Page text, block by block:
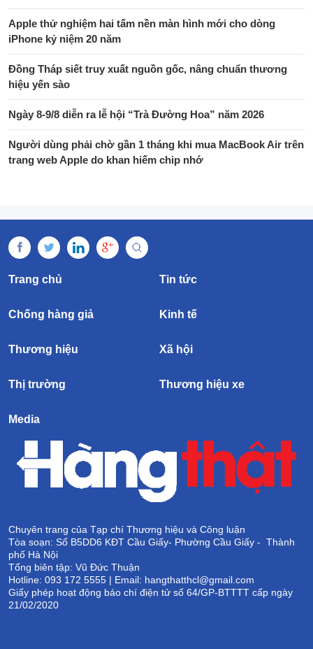
Apple thử nghiệm hai tấm nền màn hình mới cho dòng
iPhone kỷ niệm 20 năm
Đồng Tháp siết truy xuất nguồn gốc, nâng chuẩn thương
hiệu yến sào
Ngày 8-9/8 diễn ra lễ hội “Trà Đường Hoa” năm 2026
Người dùng phải chờ gần 1 tháng khi mua MacBook Air trên
trang web Apple do khan hiếm chip nhớ
Trang chủ Tin tức
Chống hàng giả Kinh tế
Thương hiệu Xã hội
Thị trường Thương hiệu xe
Media
Chuyên trang của Tạp chí Thương hiệu và Công luận
Tòa soạn: Số B5DD6 KĐT Cầu Giấy- Phường Cầu Giấy - Thành
phố Hà Nội
Tổng biên tập: Vũ Đức Thuận
Hotline: 093 172 5555 | Email: hangthatthcl@gmail.com
Giấy phép hoạt động báo chí điện tử số 64/GP-BTTTT cấp ngày
21/02/2020